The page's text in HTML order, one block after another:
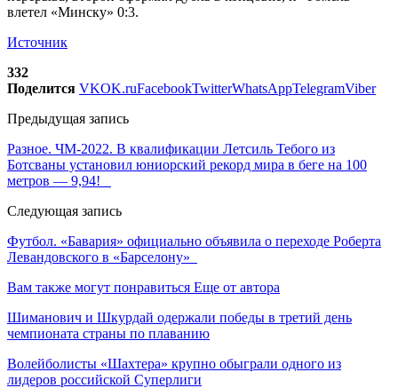
влетел «Минску» 0:3.
Источник
332
Поделится VKOK.ruFacebookTwitterWhatsAppTelegramViber
Предыдущая запись
Разное. ЧМ-2022. В квалификации Летсиль Тебого из
Ботсваны установил юниорский рекорд мира в беге на 100
метров — 9,94!
Следующая запись
Футбол. «Бавария» официально объявила о переходе Роберта
Левандовского в «Барселону»
Вам также могут понравиться Еще от автора
Шиманович и Шкурдай одержали победы в третий день
чемпионата страны по плаванию
Волейболисты «Шахтера» крупно обыграли одного из
лидеров российской Суперлиги